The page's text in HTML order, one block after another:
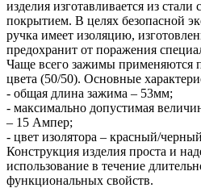
изделия изготавливается из
покрытием. В целях безопасной
ручка имеет изоляцию,
предохранит от поражения
Чаще всего зажимы применяются
цвета (50/50). Основные
- общая длина зажима – 53мм;
- максимально допустимая
– 15 Ампер;
- цвет изолятора – красный/
Конструкция изделия проста и
использование в течение
функциональных свойств.